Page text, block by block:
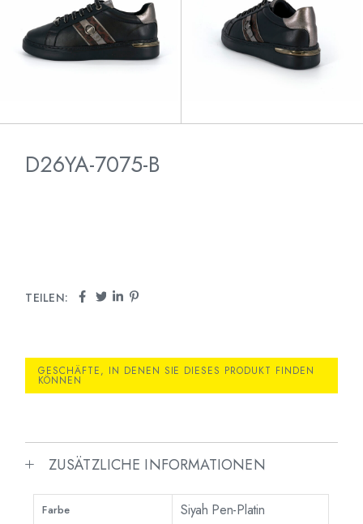
D26YA-7075-B
TEILEN:
GESCHÄFTE, IN DENEN SIE DIESES PRODUKT FINDEN
KÖNNEN
ZUSÄTZLICHE INFORMATIONEN
Farbe Siyah Pen-Platin